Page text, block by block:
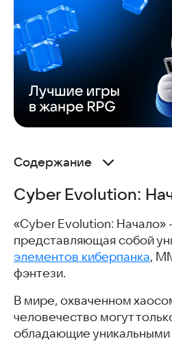
Содержание
BLACK RUSSIA
Undertale
Сатурн
Divine Ark
Honkai: Star Rail
Cyber Evolution:
«Cyber Evolution: Начало»
представляющая собой
элементов киберпанка,
фэнтези.
В мире, охваченном
человечество могут
обладающие